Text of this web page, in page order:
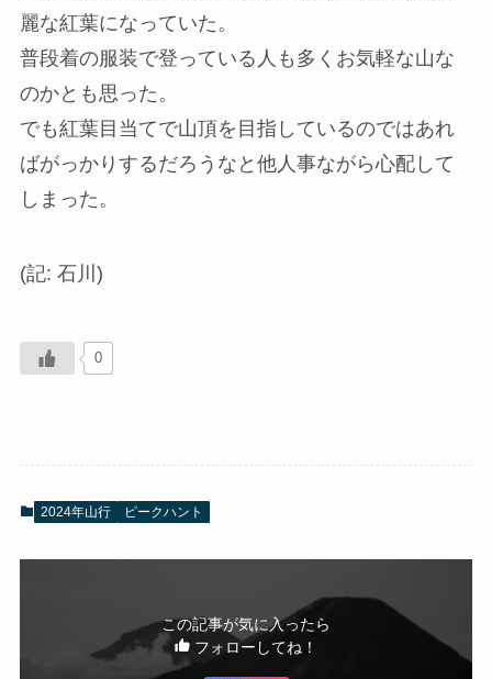
麗な紅葉になっていた。
普段着の服装で登っている人も多くお気軽な山な
のかとも思った。
でも紅葉目当てで山頂を目指しているのではあれ
ばがっかりするだろうなと他人事ながら心配して
しまった。
(記: 石川)
0
2024年山行 ピークハント
この記事が気に入ったら
フォローしてね！